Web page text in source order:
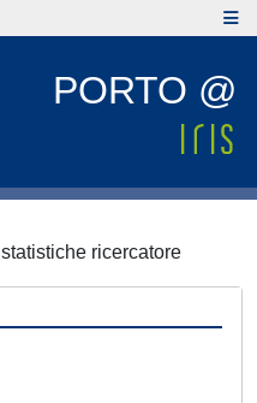
PORTO @
statistiche ricercatore